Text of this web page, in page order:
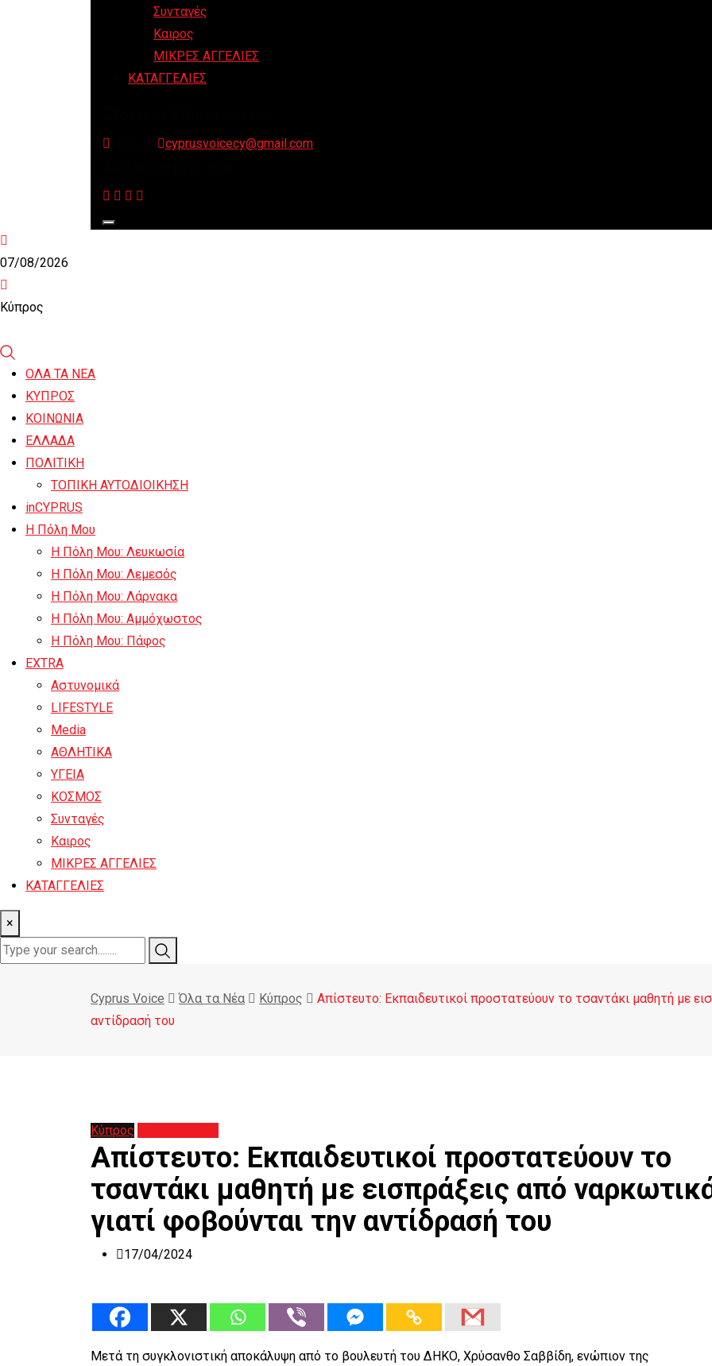
Συνταγές
Καιρος
ΜΙΚΡΕΣ ΑΓΓΕΛΙΕΣ
ΚΑΤΑΓΓΕΛΙΕΣ
cyprusvoicecy@gmail.com
07/08/2026
Κύπρος
ΟΛΑ ΤΑ ΝΕΑ
ΚΥΠΡΟΣ
ΚΟΙΝΩΝΙΑ
ΕΛΛΑΔΑ
ΠΟΛΙΤΙΚΗ
ΤΟΠΙΚΗ ΑΥΤΟΔΙΟΙΚΗΣΗ
inCYPRUS
Η Πόλη Μου
Η Πόλη Μου: Λευκωσία
Η Πόλη Μου: Λεμεσός
Η Πόλη Μου: Λάρνακα
Η Πόλη Μου: Αμμόχωστος
Η Πόλη Μου: Πάφος
EXTRA
Αστυνομικά
LIFESTYLE
Media
ΑΘΛΗΤΙΚΑ
ΥΓΕΙΑ
ΚΟΣΜΟΣ
Συνταγές
Καιρος
ΜΙΚΡΕΣ ΑΓΓΕΛΙΕΣ
ΚΑΤΑΓΓΕΛΙΕΣ
×
Cyprus Voice Όλα τα Νέα Κύπρος
Απίστευτο: Εκπαιδευτικοί προστατεύουν το τσαντάκι μαθητή με
αντίδρασή του
Κύπρος
Απίστευτο: Εκπαιδευτικοί προστατεύουν το
τσαντάκι μαθητή με εισπράξεις από
γιατί φοβούνται την αντίδρασή του
17/04/2024
Μετά τη συγκλονιστική αποκάλυψη από το βουλευτή του ΔΗΚΟ, Χρύσανθο Σαββίδη, ενώπιον της